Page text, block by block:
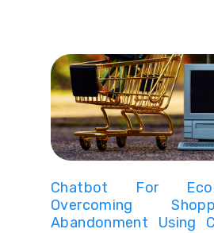
Chatbot For
Overcoming
Abandonment Using